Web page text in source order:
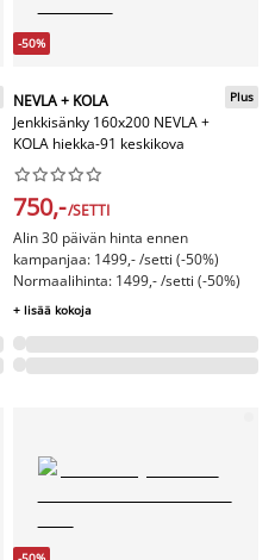
-50%
NEVLA + KOLA
Jenkkisänky 160x200 NEVLA +
KOLA hiekka-91 keskikova
Plus






750,-/SETTI
Alin 30 päivän hinta ennen
kampanjaa: 1499,- /setti (-50%)
Normaalihinta: 1499,- /setti (-50%)
+ lisää kokoja